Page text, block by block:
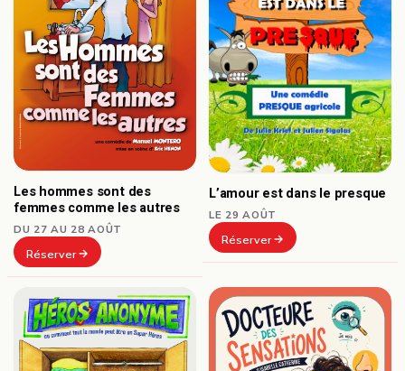
Les hommes sont des
femmes comme les autres
DU 27 AU 28 AOÛT
Réserver
L’amour est dans le presque
LE 29 AOÛT
Réserver